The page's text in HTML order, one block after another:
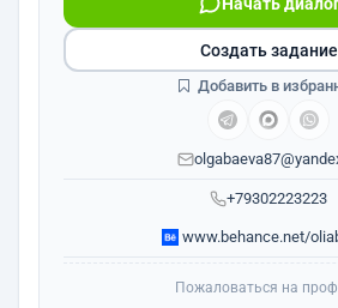
+79302223223
www.behance.net/
Создать задание
Добавить в
Пожаловаться на